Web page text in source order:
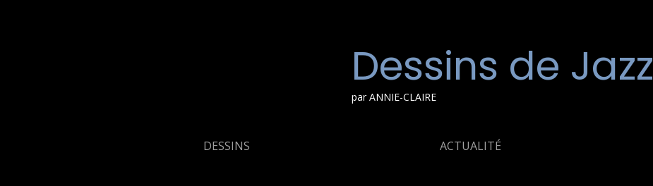
Dessins de Jazz
par ANNIE-CLAIRE
DESSINS ACTUALITÉ